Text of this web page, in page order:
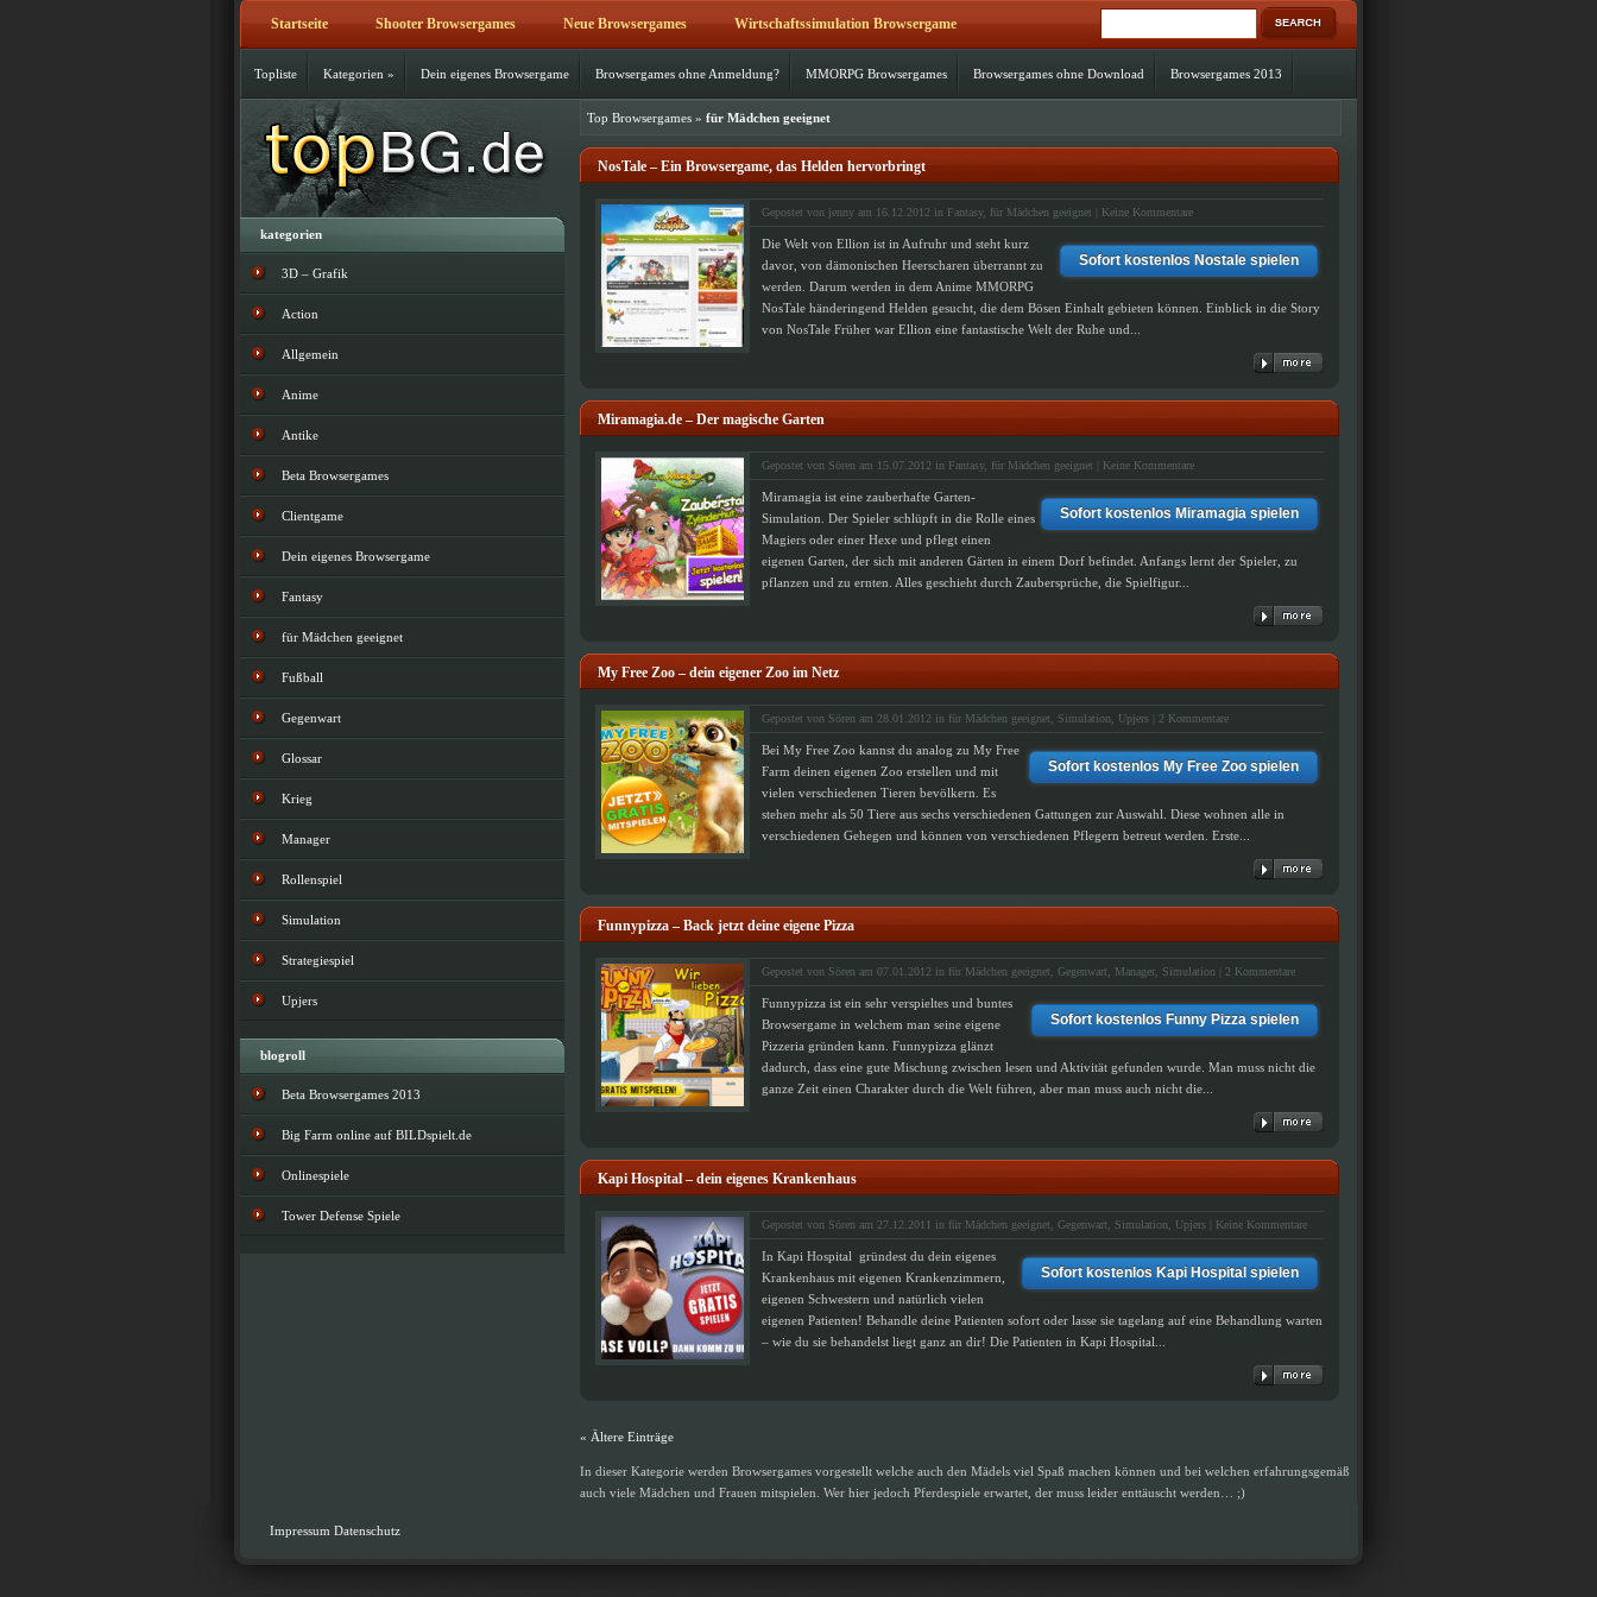
Startseite Shooter Browsergames Neue Browsergames Wirtschaftssimulation Browsergame
Topliste Kategorien » Dein eigenes Browsergame Browsergames ohne Anmeldung? MMORPG Browsergames Browsergames ohne Download Browsergames 2013
Top Browsergames » für Mädchen geeignet
NosTale – Ein Browsergame, das Helden hervorbringt
Gepostet von jenny am 16.12.2012 in Fantasy, für Mädchen geeignet Keine Kommentare
Sofort kostenlos Nostale spielen
Die Welt von Ellion ist in Aufruhr und steht kurz
davor, von dämonischen Heerscharen überrannt zu
werden. Darum werden in dem Anime MMORPG
NosTale händeringend Helden gesucht, die dem Bösen Einhalt gebieten können. Einblick in die Story
von NosTale Früher war Ellion eine fantastische Welt der Ruhe und...
Miramagia.de – Der magische Garten
Gepostet von Sören am 15.07.2012 in Fantasy, für Mädchen geeignet Keine Kommentare
Sofort kostenlos Miramagia spielen
Miramagia ist eine zauberhafte Garten-
Simulation. Der Spieler schlüpft in die Rolle eines
Magiers oder einer Hexe und pflegt einen
eigenen Garten, der sich mit anderen Gärten in einem Dorf befindet. Anfangs lernt der Spieler, zu
pflanzen und zu ernten. Alles geschieht durch Zaubersprüche, die Spielfigur...
My Free Zoo – dein eigener Zoo im Netz
Gepostet von Sören am 28.01.2012 in für Mädchen geeignet Simulation Upjers 2 Kommentare
Sofort kostenlos My Free Zoo spielen
Bei My Free Zoo kannst du analog zu My Free
Farm deinen eigenen Zoo erstellen und mit
vielen verschiedenen Tieren bevölkern. Es
stehen mehr als 50 Tiere aus sechs verschiedenen Gattungen zur Auswahl. Diese wohnen alle in
verschiedenen Gehegen und können von verschiedenen Pflegern betreut werden. Erste...
Funnypizza – Back jetzt deine eigene Pizza
Gepostet von Sören am 07.01.2012 in für Mädchen geeignet Gegenwart Manager Simulation 2 Kommentare
Sofort kostenlos Funny Pizza spielen
Funnypizza ist ein sehr verspieltes und buntes
Browsergame in welchem man seine eigene
Pizzeria gründen kann. Funnypizza glänzt
dadurch, dass eine gute Mischung zwischen lesen und Aktivität gefunden wurde. Man muss nicht die
ganze Zeit einen Charakter durch die Welt führen, aber man muss auch nicht die...
Kapi Hospital – dein eigenes Krankenhaus
Gepostet von Sören am 27.12.2011 in für Mädchen geeignet Gegenwart Simulation Upjers Keine Kommentare
Sofort kostenlos Kapi Hospital spielen
In Kapi Hospital gründest du dein eigenes
Krankenhaus mit eigenen Krankenzimmern,
eigenen Schwestern und natürlich vielen
eigenen Patienten! Behandle deine Patienten sofort oder lasse sie tagelang auf eine Behandlung warten
– wie du sie behandelst liegt ganz an dir! Die Patienten in Kapi Hospital...
« Ältere Einträge
In dieser Kategorie werden Browsergames vorgestellt welche auch den Mädels viel Spaß machen können und bei welchen erfahrungsgemäß
auch viele Mädchen und Frauen mitspielen. Wer hier jedoch Pferdespiele erwartet, der muss leider enttäuscht werden… ;)
kategorien
3D – Grafik
Action
Allgemein
Anime
Antike
Beta Browsergames
Clientgame
Dein eigenes Browsergame
Fantasy
für Mädchen geeignet
Fußball
Gegenwart
Glossar
Krieg
Manager
Rollenspiel
Simulation
Strategiespiel
Upjers
blogroll
Beta Browsergames 2013
Big Farm online auf BILDspielt.de
Onlinespiele
Tower Defense Spiele
Impressum Datenschutz